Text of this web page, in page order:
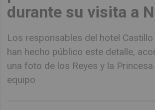
durante su visita a
Los responsables del hotel
han hecho público este detalle,
una foto de los Reyes y la
equipo